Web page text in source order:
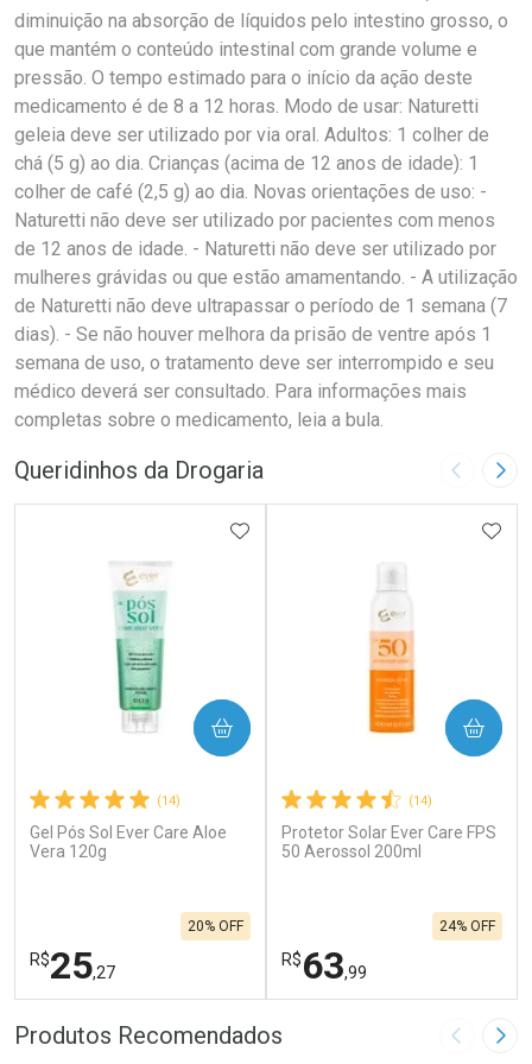
diminuição na absorção de líquidos pelo intestino grosso, o
que mantém o conteúdo intestinal com grande volume e
pressão. O tempo estimado para o início da ação deste
medicamento é de 8 a 12 horas. Modo de usar: Naturetti
geleia deve ser utilizado por via oral. Adultos: 1 colher de
chá (5 g) ao dia. Crianças (acima de 12 anos de idade): 1
colher de café (2,5 g) ao dia. Novas orientações de uso: -
Naturetti não deve ser utilizado por pacientes com menos
de 12 anos de idade. - Naturetti não deve ser utilizado por
mulheres grávidas ou que estão amamentando. - A utilização
de Naturetti não deve ultrapassar o período de 1 semana (7
dias). - Se não houver melhora da prisão de ventre após 1
semana de uso, o tratamento deve ser interrompido e seu
médico deverá ser consultado. Para informações mais
completas sobre o medicamento, leia a bula.
Queridinhos da Drogaria Imagem
(14)
Gel Pós Sol Ever Care Aloe
Vera 120g
R$25,27
20% OFF
ADICIONAR AOS FAVORITOS
COMPRAR
FECHAR
FECHAR
(14)
Protetor Solar Ever Care FPS
50 Aerossol 200ml
R$63,99
24% OFF
COMPRAR
Produtos Recomendados Imagem